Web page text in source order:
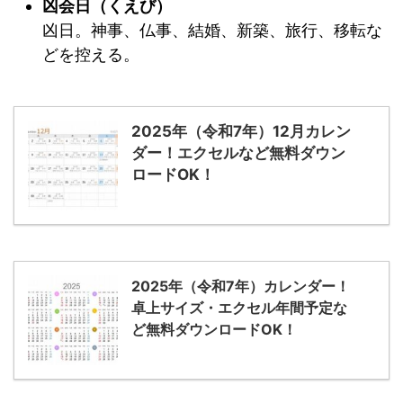
凶会日（くえび）
凶日。神事、仏事、結婚、新築、旅行、移転な
どを控える。
2025年（令和7年）12月カレン
ダー！エクセルなど無料ダウン
ロードOK！
2025年（令和7年）カレンダー！
卓上サイズ・エクセル年間予定な
ど無料ダウンロードOK！